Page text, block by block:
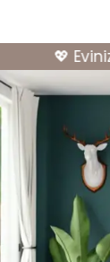
💖 Evinizi